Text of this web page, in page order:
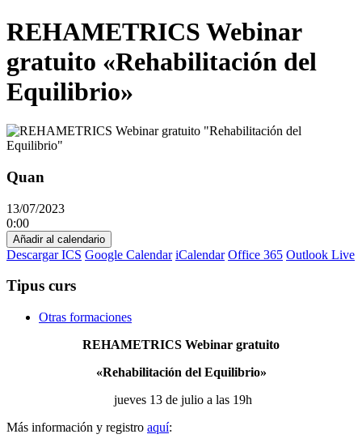
REHAMETRICS Webinar
gratuito «Rehabilitación del
Equilibrio»
Quan
13/07/2023
0:00
Añadir al calendario
Descargar ICS Google Calendar iCalendar Office 365 Outlook Live
Tipus curs
Otras formaciones
REHAMETRICS Webinar gratuito
«Rehabilitación del Equilibrio»
jueves 13 de julio a las 19h
Más información y registro aquí: